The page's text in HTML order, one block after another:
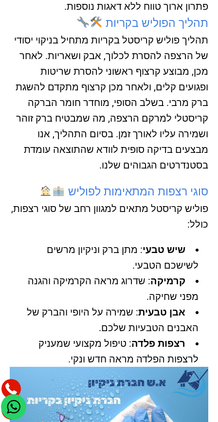
פתרון ארוך טווח ללא דאגות נוספות.
תהליך הפוליש בקריות
תהליך פוליש קריסטל בקריות מתחיל בניקוי יסודי
של הרצפה להסרת לכלוך, אבק ושאריות. לאחר
מכן, מבוצע קרצוף ראשוני להסרת שריטות
ופגועים קלים, ולאחר מכן קרצוף מתקדם להשגת
ברק מרבי. בשלב הסופי, מוחדר חומר הברקה
קריסטלי למרקם הרצפה, מה שמבטיח ברק זוהר
ושמירה עליו לאורך זמן. בסיום התהליך, אנו
מבצעים בדיקה סופית לוודא שהתוצאה עומדת
בסטנדרטים הגבוהים שלנו.
סוגי רצפות המתאימות לפוליש
פוליש קריסטל מתאים למגוון רחב של סוגי רצפות,
כולל:
שיש טבעי: מתן ברק וניקיון מרשים
לשישכם הטבעי.
קרמיקה: שדרוג מראה הקרמיקה והגנה
מפני שחיקה.
אבן טבעית: שמירה על היופי והברק של
האבנים הטבעיות שלכם.
רצפות פלדה: טיפול מקצועי שמעניק
לרצפות הפלדה מראה חדש ונקי.